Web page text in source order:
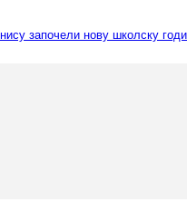
започели нову школску